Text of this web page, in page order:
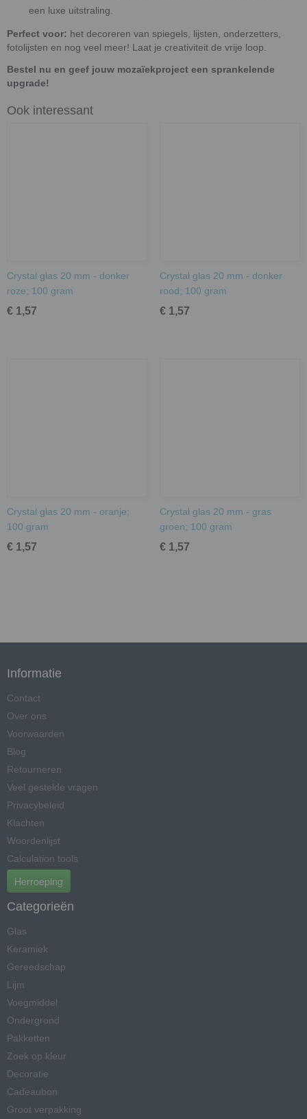
een luxe uitstraling.
Perfect voor: het decoreren van spiegels, lijsten, onderzetters,
fotolijsten en nog veel meer! Laat je creativiteit de vrije loop.
Bestel nu en geef jouw mozaïekproject een sprankelende
upgrade!
Ook interessant
Crystal glas 20 mm - donker
roze; 100 gram
€ 1,57
Crystal glas 20 mm - donker
rood; 100 gram
€ 1,57
Crystal glas 20 mm - oranje;
100 gram
€ 1,57
Crystal glas 20 mm - gras
groen; 100 gram
€ 1,57
Informatie
Contact
Over ons
Voorwaarden
Blog
Retourneren
Veel gestelde vragen
Privacybeleid
Klachten
Woordenlijst
Calculation tools
Herroeping
Categorieën
Glas
Keramiek
Gereedschap
Lijm
Voegmiddel
Ondergrond
Pakketten
Zoek op kleur
Decoratie
Cadeaubon
Groot verpakking